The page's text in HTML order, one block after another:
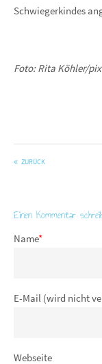
Schwiegerkindes
Foto: Rita Köhler/
ZURÜCK
Einen Kommentar
Name*
E-Mail (wird nicht
Webseite